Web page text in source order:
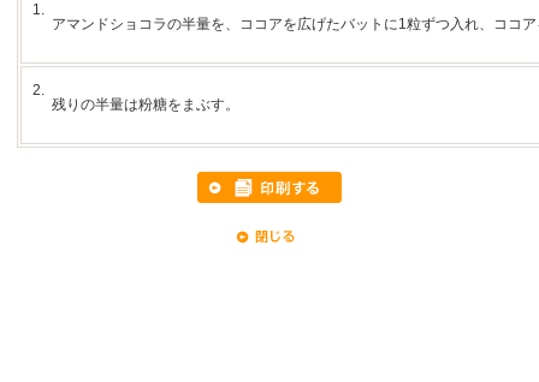
1.
アマンドショコラの半量を、ココアを広げたバットに1粒ずつ入れ、ココ
2.
残りの半量は粉糖をまぶす。